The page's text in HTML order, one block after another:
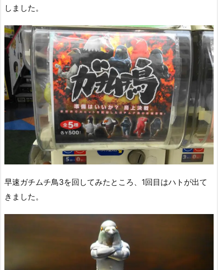
しました。
早速ガチムチ鳥3を回してみたところ、1回目はハトが出て
きました。